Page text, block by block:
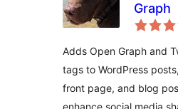
Graph
Adds Open Graph and
tags to WordPress
front page, and blog
enhance social media